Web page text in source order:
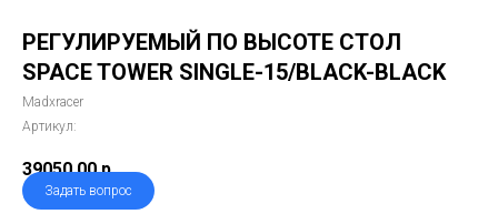
РЕГУЛИРУЕМЫЙ ПО ВЫСОТЕ СТОЛ
SPACE TOWER SINGLE-15/BLACK-BLACK
Madxracer
Артикул:
39050,00 р.
Задать вопрос